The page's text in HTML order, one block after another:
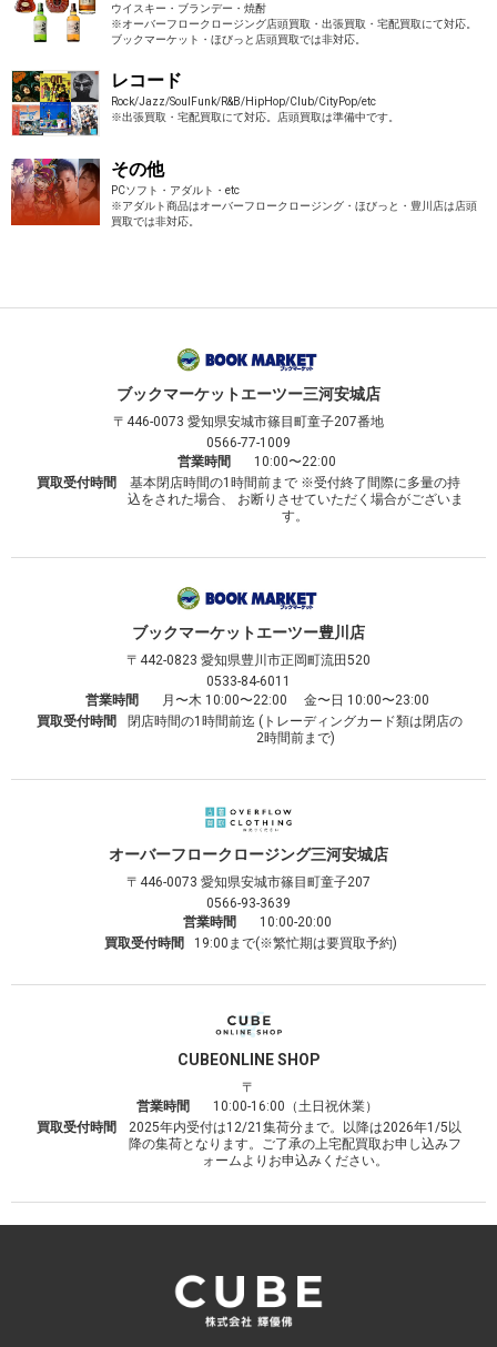
ウイスキー・ブランデー・焼酎
※オーバーフロークロージング店頭買取・出張買取・宅配買取にて対応。
ブックマーケット・ほびっと店頭買取では非対応。
レコード
Rock/Jazz/SoulFunk/R&B/HipHop/Club/CityPop/etc
※出張買取・宅配買取にて対応。店頭買取は準備中です。
その他
PCソフト・アダルト・etc
※アダルト商品はオーバーフロークロージング・ほびっと・豊川店は店頭
買取では非対応。
ブックマーケットエーツー三河安城店
〒446-0073 愛知県安城市篠目町童子207番地
0566-77-1009
営業時間
10:00〜22:00
買取受付時間
基本閉店時間の1時間前まで ※受付終了間際に多量の持
込をされた場合、 お断りさせていただく場合がございま
す。
ブックマーケットエーツー豊川店
〒442-0823 愛知県豊川市正岡町流田520
0533-84-6011
営業時間
月〜木 10:00〜22:00 金〜日 10:00〜23:00
買取受付時間
閉店時間の1時間前迄 (トレーディングカード類は閉店の
2時間前まで)
オーバーフロークロージング三河安城店
〒446-0073 愛知県安城市篠目町童子207
0566-93-3639
営業時間
10:00-20:00
買取受付時間
19:00まで(※繁忙期は要買取予約)
CUBEONLINE SHOP
〒
営業時間
10:00-16:00（土日祝休業）
買取受付時間
2025年内受付は12/21集荷分まで。以降は2026年1/5以
降の集荷となります。ご了承の上宅配買取お申し込みフ
ォームよりお申込みください。